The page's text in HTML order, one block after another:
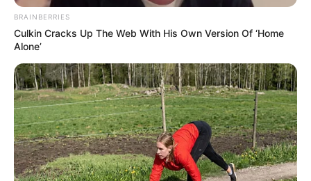
BRAINBERRIES
Culkin Cracks Up The Web With His Own Version Of ‘Home
Alone’